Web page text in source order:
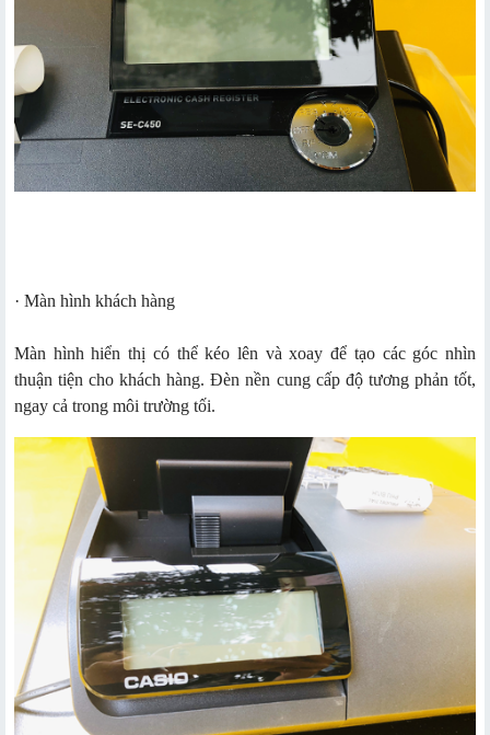
· Màn hình khách hàng
Màn hình hiển thị có thể kéo lên và xoay để tạo các góc nhìn
thuận tiện cho khách hàng. Đèn nền cung cấp độ tương phản tốt,
ngay cả trong môi trường tối.